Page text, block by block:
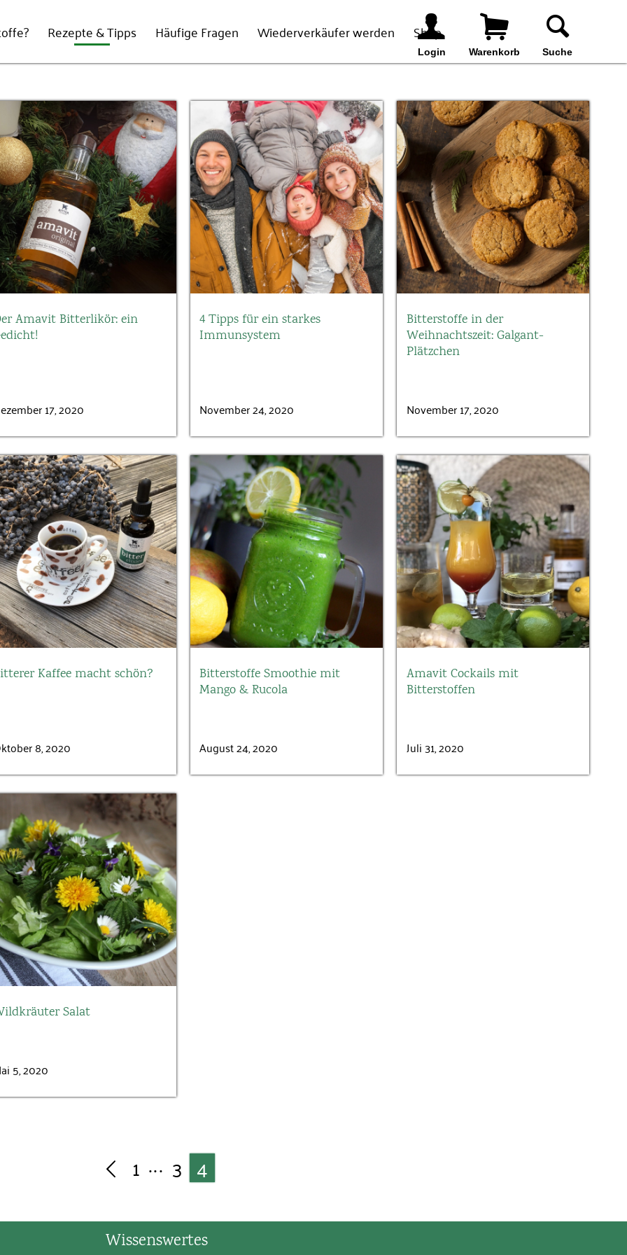
Rezepte & Tipps Häufige Fragen Wiederverkäufer werden Shop
Login
E-Mail-Adresse
Passwort*
Angemeldet
Passwort vergessen?
Jetzt einloggen
Warenkorb Suche
Suchen
Amavit Bitterlikör: ein
17, 2020
4 Tipps für ein starkes
Immunsystem
November 24, 2020
Bitterstoffe in der
Weihnachtszeit: Galgant-
Plätzchen
November 17, 2020
Kaffee macht schön?
8, 2020
Bitterstoffe Smoothie mit
Mango & Rucola
August 24, 2020
Amavit Cockails mit
Bitterstoffen
Juli 31, 2020
Salat
5, 2020
1 ··· 3 4
Wissenswertes